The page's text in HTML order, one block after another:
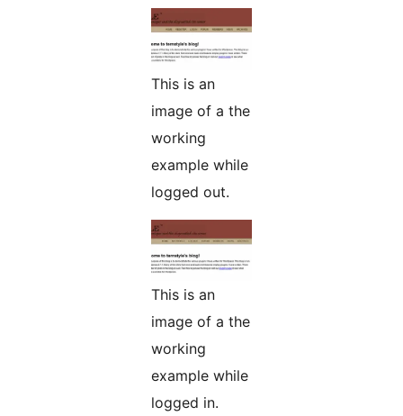
This is an
image of a the
working
example while
logged out.
This is an
image of a the
working
example while
logged in.